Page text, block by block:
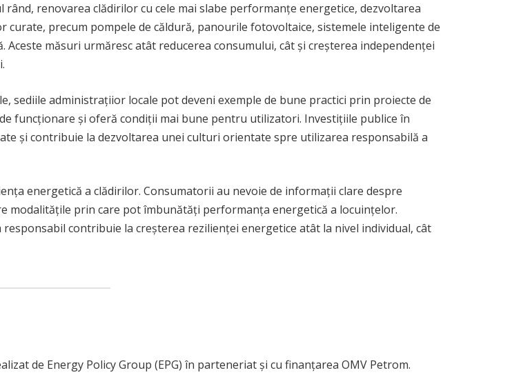
renovarea clădirilor cu cele mai slabe performanțe energetice, dezvoltarea
precum pompele de căldură, panourile fotovoltaice, sistemele inteligente de
măsuri urmăresc atât reducerea consumului, cât și creșterea independenței
sediile administrațiior locale pot deveni exemple de bune practici prin proiecte de
funcționare și oferă condiții mai bune pentru utilizatori. Investițiile publice în
și contribuie la dezvoltarea unei culturi orientate spre utilizarea responsabilă a
energetică a clădirilor. Consumatorii au nevoie de informații clare despre
modalitățile prin care pot îmbunătăți performanța energetică a locuințelor.
contribuie la creșterea rezilienței energetice atât la nivel individual, cât
de Energy Policy Group (EPG) în parteneriat și cu finanțarea OMV Petrom.